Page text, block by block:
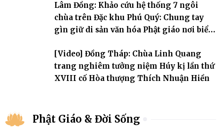
Lâm Đồng: Khảo cứu hệ thống 7 ngôi
chùa trên Đặc khu Phú Quý: Chung tay
gìn giữ di sản văn hóa Phật giáo nơi biển
[Video] Đồng Tháp: Chùa Linh Quang
trang nghiêm tưởng niệm Húy kị lần thứ
XVIII cố Hòa thượng Thích Nhuận Hiền
Phật Giáo & Đời Sống